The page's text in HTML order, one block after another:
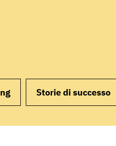
Storie di successo